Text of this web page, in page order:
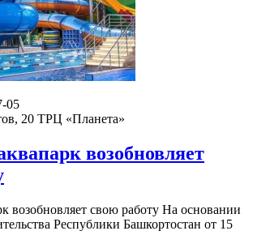
05
20 ТРЦ «Планета»
возобновляет
возобновляет свою работу На основании
Республики Башкортостан от 15